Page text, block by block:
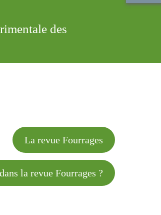
des
La revue Fourrages
la revue Fourrages ?